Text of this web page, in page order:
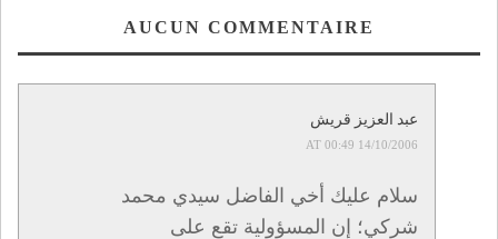
الشرقية
AUCUN COMMENTAIRE
عبد العزيز قريش
14/10/2006 AT 00:49
سلام عليك أخي الفاضل سيدي محمد
شركي؛ إن المسؤولية تقع على